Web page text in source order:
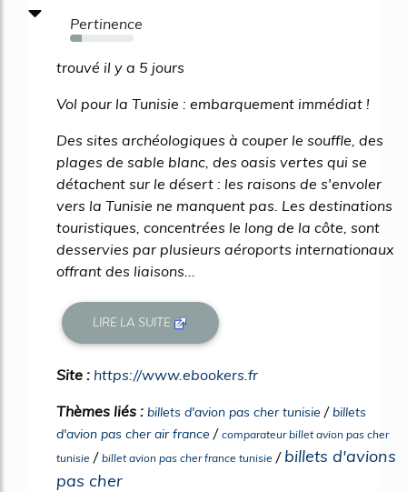
Pertinence
19%
trouvé il y a 5 jours
Vol pour la Tunisie : embarquement immédiat !
Des sites archéologiques à couper le souffle, des
plages de sable blanc, des oasis vertes qui se
détachent sur le désert : les raisons de s'envoler
vers la Tunisie ne manquent pas. Les destinations
touristiques, concentrées le long de la côte, sont
desservies par plusieurs aéroports internationaux
offrant des liaisons...
LIRE LA SUITE
Site : https://www.ebookers.fr
Thèmes liés : billets d'avion pas cher tunisie /billets
d'avion pas cher air france / comparateur billet avion pas cher
tunisie / billet avion pas cher france tunisie / billets d'avions
pas cher